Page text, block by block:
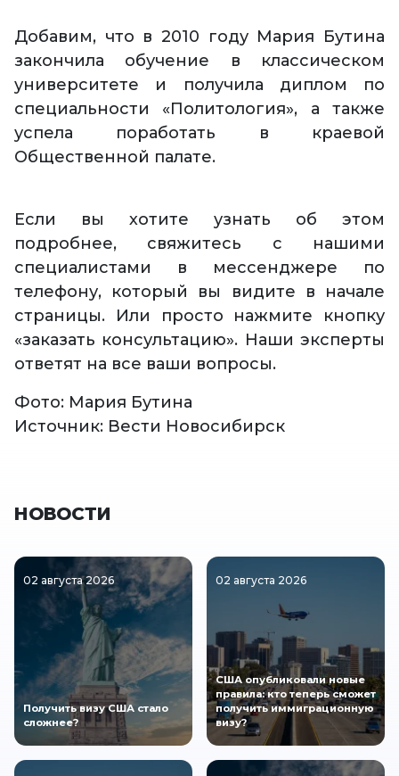
Добавим, что в 2010 году Мария Бутина
закончила обучение в классическом
университете и получила диплом по
специальности «Политология», а также
успела поработать в краевой
Общественной палате.
Если вы хотите узнать об этом
подробнее, свяжитесь с нашими
специалистами в мессенджере по
телефону, который вы видите в начале
страницы. Или просто нажмите кнопку
«заказать консультацию». Наши эксперты
ответят на все ваши вопросы.
Фото: Мария Бутина
Источник: Вести Новосибирск
НОВОСТИ
02 августа 2026
Получить визу США стало
сложнее?
02 августа 2026
США опубликовали новые
правила: кто теперь сможет
получить иммиграционную
визу?